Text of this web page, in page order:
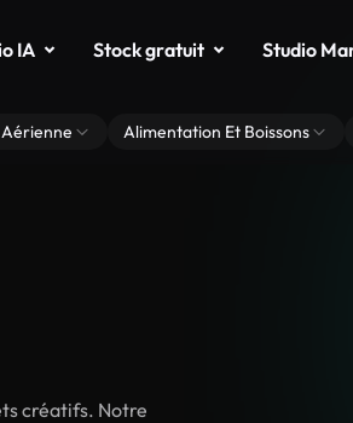
IA Stock gratuit Studio
Alimentation Et Boissons
créatifs. Notre